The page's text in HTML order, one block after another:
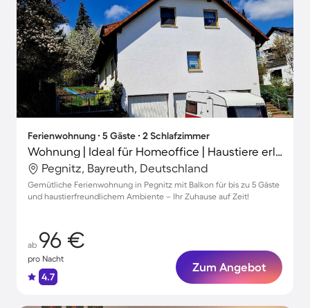
Ferienwohnung ∙ 5 Gäste ∙ 2 Schlafzimmer
Wohnung | Ideal für Homeoffice | Haustiere erlaubt
Pegnitz, Bayreuth, Deutschland
Gemütliche Ferienwohnung in Pegnitz mit Balkon für bis zu 5 Gäste
und haustierfreundlichem Ambiente – Ihr Zuhause auf Zeit!
ab 96 €
pro Nacht
4.7
Zum Angebot